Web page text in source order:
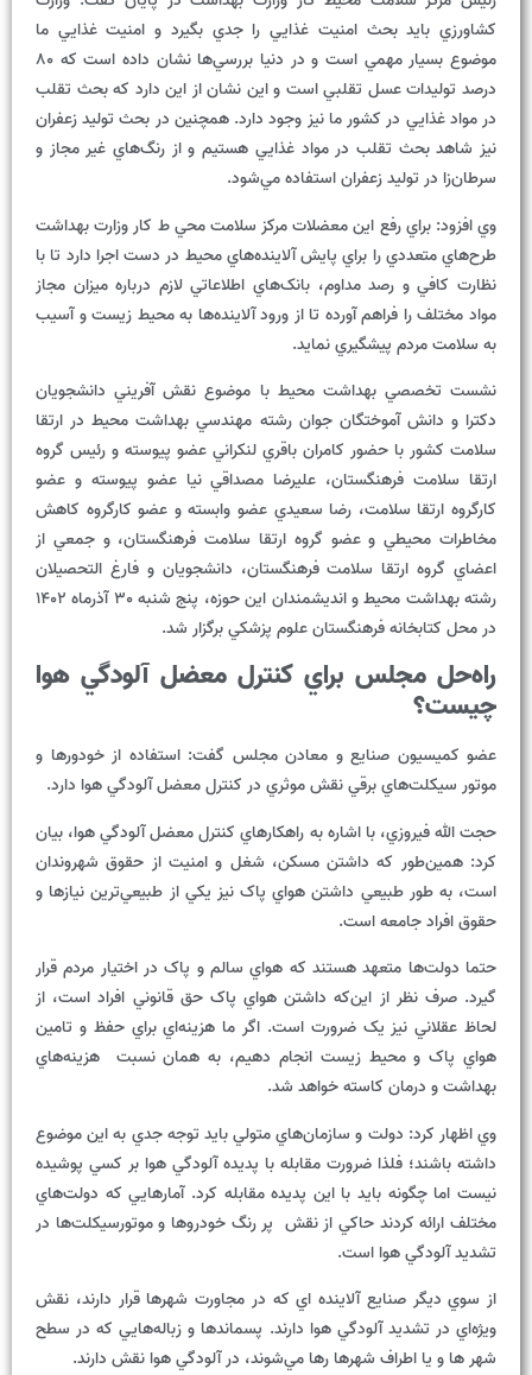
کشاورزي بايد بحث امنيت غذايي را جدي بگيرد و امنيت غذايي ما
موضوع بسيار مهمي است و در دنيا بررسي‌ها نشان داده است که 80
درصد توليدات عسل تقلبي است و اين نشان از اين دارد که بحث تقلب
در مواد غذايي در کشور ما نيز وجود دارد. همچنين در بحث توليد زعفران
نيز شاهد بحث تقلب در مواد غذايي هستيم و از رنگ‌هاي غير مجاز و
سرطان‌زا در توليد زعفران استفاده مي‌شود.
وي افزود: براي رفع اين معضلات مرکز سلامت محي ط کار وزارت بهداشت
طرح‌هاي متعددي را براي پايش آلاينده‌هاي محيط در دست اجرا دارد تا با
نظارت کافي و رصد مداوم، بانک‌هاي اطلاعاتي لازم درباره ميزان مجاز
مواد مختلف را فراهم آورده تا از ورود آلاينده‌ها به محيط زيست و آسيب
به سلامت مردم پيشگيري نمايد.
نشست تخصصي بهداشت محيط با موضوع نقش آفريني دانشجويان
دکترا و دانش آموختگان جوان رشته مهندسي بهداشت محيط در ارتقا
سلامت کشور با حضور کامران باقري لنکراني عضو پيوسته و رئيس گروه
ارتقا سلامت فرهنگستان، عليرضا مصداقي نيا عضو پيوسته و عضو
کارگروه ارتقا سلامت، رضا سعيدي عضو وابسته و عضو کارگروه کاهش
مخاطرات محيطي و عضو گروه ارتقا سلامت فرهنگستان، و جمعي از
اعضاي گروه ارتقا سلامت فرهنگستان، دانشجويان و فارغ التحصيلان
رشته بهداشت محيط و انديشمندان اين حوزه، پنج شنبه 30 آذرماه 1402
در محل کتابخانه فرهنگستان علوم پزشکي برگزار شد.
راه‌حل مجلس براي کنترل معضل آلودگي هوا
چيست؟
عضو کميسيون صنايع و معادن مجلس گفت: استفاده از خودورها و
موتور سيکلت‌هاي برقي نقش موثري در کنترل معضل آلودگي هوا دارد.
حجت الله فيروزي، با اشاره به راهکارهاي کنترل معضل آلودگي هوا، بيان
کرد: همين‌طور که داشتن مسکن، شغل و امنيت از حقوق شهروندان
است، به طور طبيعي داشتن هواي پاک نيز يکي از طبيعي‌ترين نيازها و
حقوق افراد جامعه است.
حتما دولت‌ها متعهد هستند که هواي سالم و پاک در اختيار مردم قرار
گيرد. صرف نظر از اين‌که داشتن هواي پاک حق قانوني افراد است، از
لحاظ عقلاني نيز يک ضرورت است. اگر ما هزينه‌اي براي حفظ و تامين
هواي پاک و محيط زيست انجام دهيم، به همان نسبت هزينه‌هاي
بهداشت و درمان کاسته خواهد شد.
وي اظهار کرد: دولت و سازمان‌هاي متولي بايد توجه جدي به اين موضوع
داشته باشند؛ فلذا ضرورت مقابله با پديده آلودگي هوا بر کسي پوشيده
نيست اما چگونه بايد با اين پديده مقابله کرد. آمارهايي که دولت‌هاي
مختلف ارائه کردند حاکي از نقش پر رنگ خودروها و موتورسيکلت‌ها در
تشديد آلودگي هوا است.
از سوي ديگر صنايع آلاينده اي که در مجاورت شهرها قرار دارند، نقش
ويژه‌اي در تشديد آلودگي هوا دارند. پسماندها و زباله‌هايي که در سطح
شهر ها و يا اطراف شهرها رها مي‌شوند، در آلودگي هوا نقش دارند.